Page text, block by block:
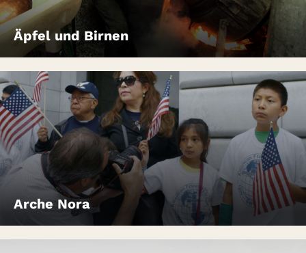
Äpfel und Birnen
Arche Nora